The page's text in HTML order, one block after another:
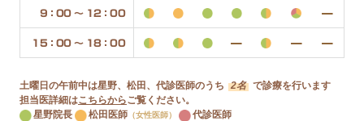
9：00 〜 12：00
15：00 〜 18：00
土曜日の午前中は星野、松田、代診医師のうち 2名 で診療を行います
担当医詳細はこちらからご覧ください。
星野院長
松田医師 （女性医師）
代診医師